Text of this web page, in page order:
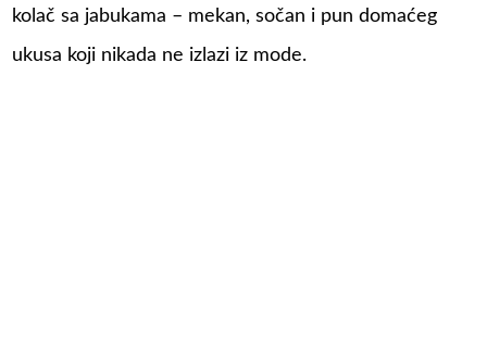
kolač sa jabukama – mekan, sočan i pun domaćeg
ukusa koji nikada ne izlazi iz mode.